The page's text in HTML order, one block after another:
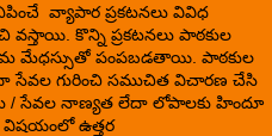
వ్యాపార ప్రకటనలు వివిధ
వస్తాయి. కొన్ని ప్రకటనలు పాఠకుల
మేధస్సుతో పంపబడతాయి. పాఠకుల
సేవల గురించి సముచిత విచారణ చేసి
/ సేవల నాణ్యత లేదా లోపాలకు హిందూ
విషయంలో ఉత్తర